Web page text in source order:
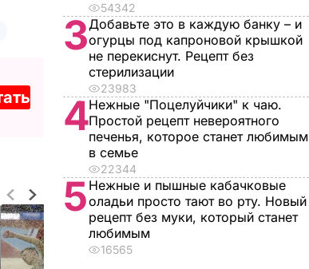
54342
3Добавьте это в каждую банку – и
огурцы под капроновой крышкой
не перекиснут. Рецепт без
стерилизации
23983
4Нежные "Поцелуйчики" к чаю.
Простой рецепт невероятного
печенья, которое станет любимым
в семье
22344
5 Нежные и пышные кабачковые
оладьи просто тают во рту. Новый
рецепт без муки, который станет
любимым
16565